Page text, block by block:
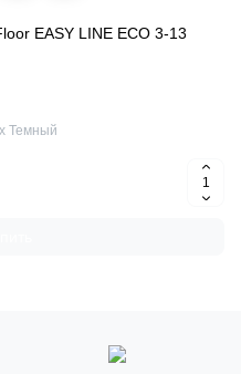
EASY LINE ЕСО 3-13
Темный